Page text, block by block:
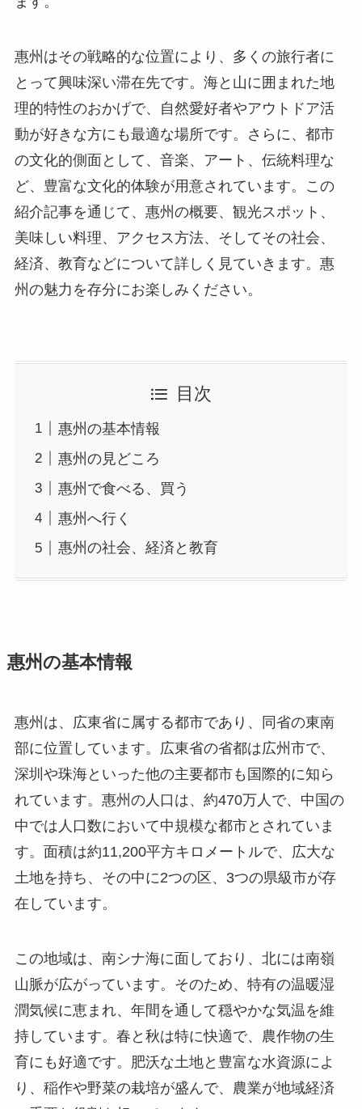
とって興味深い滞在先です。海と山に囲まれた地
理的特性のおかげで、自然愛好者やアウトドア活
動が好きな方にも最適な場所です。さらに、都市
の文化的側面として、音楽、アート、伝統料理な
ど、豊富な文化的体験が用意されています。この
紹介記事を通じて、惠州の概要、観光スポット、
美味しい料理、アクセス方法、そしてその社会、
経済、教育などについて詳しく見ていきます。惠
州の魅力を存分にお楽しみください。
目次
惠州の基本情報
部に位置しています。広東省の省都は広州市で、
深圳や珠海といった他の主要都市も国際的に知ら
れています。惠州の人口は、約470万人で、中国の
中では人口数において中規模な都市とされていま
す。面積は約11,200平方キロメートルで、広大な
土地を持ち、その中に2つの区、3つの県級市が存
在しています。
山脈が広がっています。そのため、特有の温暖湿
潤気候に恵まれ、年間を通して穏やかな気温を維
持しています。春と秋は特に快適で、農作物の生
育にも好適です。肥沃な土地と豊富な水資源によ
り、稲作や野菜の栽培が盛んで、農業が地域経済
の重要な役割を担っています。